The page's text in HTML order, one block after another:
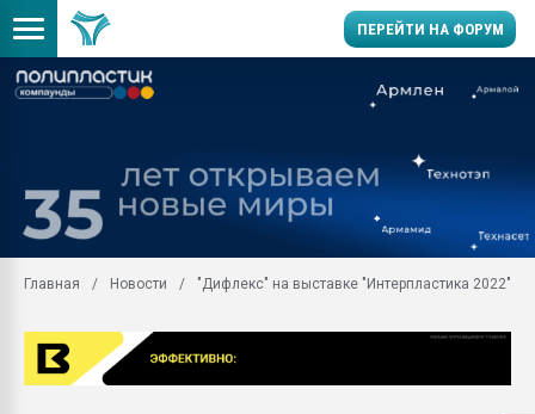
ПЕРЕЙТИ НА ФОРУМ
цикла
заводу пластмасс"
Помощь в подборе
Вакуум-формовочные
Главная Новости "Дифлекс" на выставке "Интерпластика 2022"